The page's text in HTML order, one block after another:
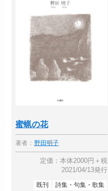
蜜蝋の花
著者： 野田明子
定価：本体2000円＋税
2021/04/13発行
既刊 詩集・句集・歌集